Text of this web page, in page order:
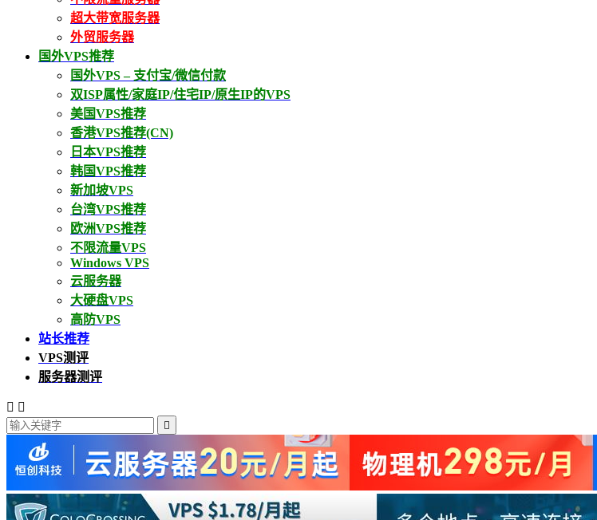
超大带宽服务器
外贸服务器
国外VPS推荐
国外VPS – 支付宝/微信付款
双ISP属性/家庭IP/住宅IP/原生IP的VPS
美国VPS推荐
香港VPS推荐(CN)
日本VPS推荐
韩国VPS推荐
新加坡VPS
台湾VPS推荐
欧洲VPS推荐
不限流量VPS
Windows VPS
云服务器
大硬盘VPS
高防VPS
站长推荐
VPS测评
服务器测评
 
